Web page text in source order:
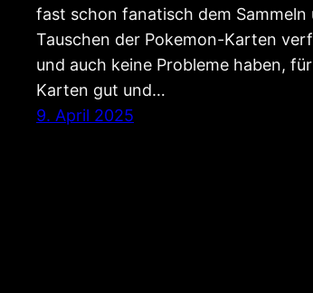
fast schon fanatisch dem Sammeln
Tauschen der Pokemon-Karten
und auch keine Probleme haben,
Karten gut und…
9. April 2025